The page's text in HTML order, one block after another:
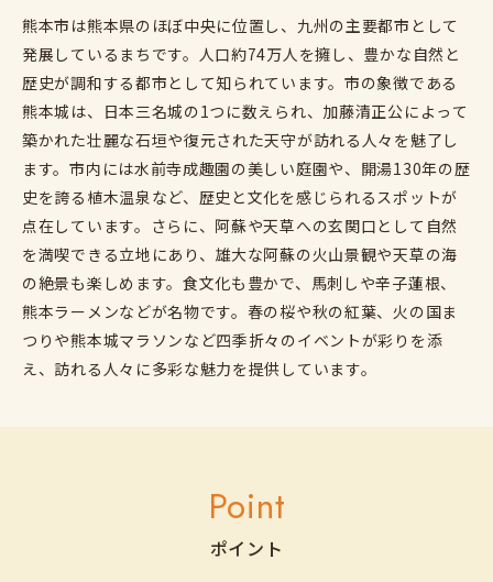
熊本市は熊本県のほぼ中央に位置し、九州の主要都市として
発展しているまちです。人口約74万人を擁し、豊かな自然と
歴史が調和する都市として知られています。市の象徴である
熊本城は、日本三名城の1つに数えられ、加藤清正公によって
築かれた壮麗な石垣や復元された天守が訪れる人々を魅了し
ます。市内には水前寺成趣園の美しい庭園や、開湯130年の歴
史を誇る植木温泉など、歴史と文化を感じられるスポットが
点在しています。さらに、阿蘇や天草への玄関口として自然
を満喫できる立地にあり、雄大な阿蘇の火山景観や天草の海
の絶景も楽しめます。食文化も豊かで、馬刺しや辛子蓮根、
熊本ラーメンなどが名物です。春の桜や秋の紅葉、火の国ま
つりや熊本城マラソンなど四季折々のイベントが彩りを添
え、訪れる人々に多彩な魅力を提供しています。
Point
ポイント